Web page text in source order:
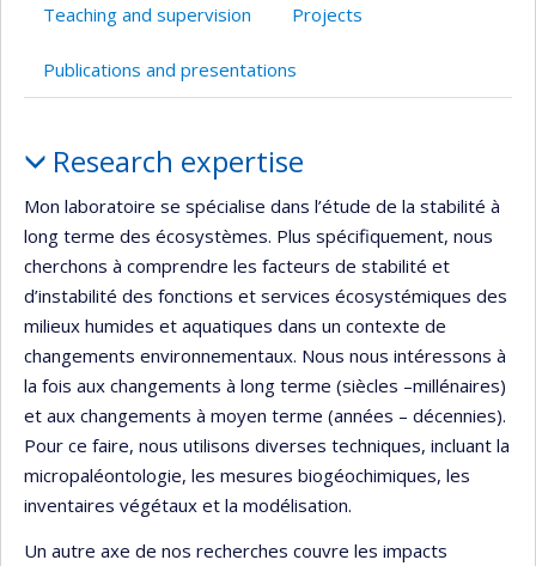
Teaching and supervision Projects
Publications and presentations
Research expertise
Mon laboratoire se spécialise dans l’étude de la stabilité à
long terme des écosystèmes. Plus spécifiquement, nous
cherchons à comprendre les facteurs de stabilité et
d’instabilité des fonctions et services écosystémiques des
milieux humides et aquatiques dans un contexte de
changements environnementaux. Nous nous intéressons à
la fois aux changements à long terme (siècles –millénaires)
et aux changements à moyen terme (années – décennies).
Pour ce faire, nous utilisons diverses techniques, incluant la
micropaléontologie, les mesures biogéochimiques, les
inventaires végétaux et la modélisation.
Un autre axe de nos recherches couvre les impacts